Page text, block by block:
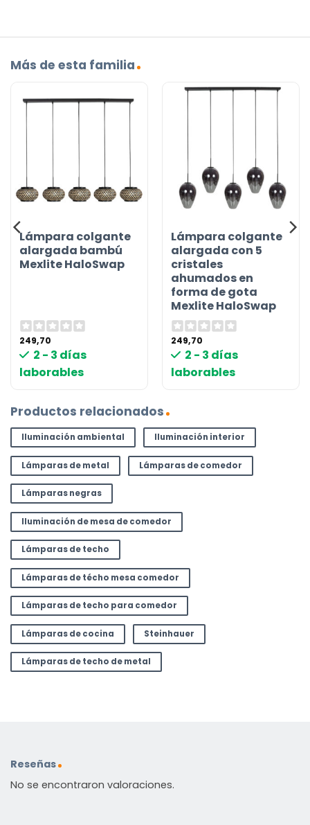
Más de esta familia
Lámpara colgante
alargada bambú
Mexlite HaloSwap
249,70
2 - 3 días
laborables
Lámpara colgante
alargada con 5
cristales
ahumados en
forma de gota
Mexlite HaloSwap
249,70
2 - 3 días
laborables
Productos relacionados
Iluminación ambiental Iluminación interior
Lámparas de metal Lámparas de comedor
Lámparas negras
Iluminación de mesa de comedor
Lámparas de techo
Lámparas de técho mesa comedor
Lámparas de techo para comedor
Lámparas de cocina Steinhauer
Lámparas de techo de metal
Reseñas
No se encontraron valoraciones.